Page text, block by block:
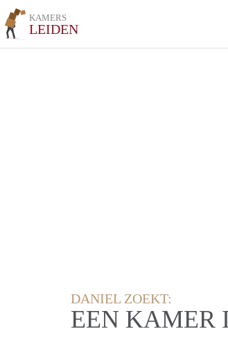
KAMERS
LEIDEN
DANIEL ZOEKT:
EEN KAMER